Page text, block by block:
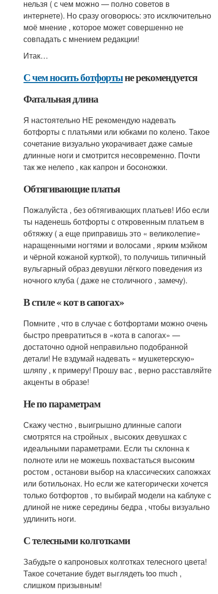
нельзя ( с чем можно — полно советов в
интернете). Но сразу оговорюсь: это исключительно
моё мнение , которое может совершенно не
совпадать с мнением редакции!
Итак…
С чем носить ботфортыне рекомендуется
Фатальная длина
Я настоятельно НЕ рекомендую надевать
ботфорты с платьями или юбками по колено. Такое
сочетание визуально укорачивает даже самые
длинные ноги и смотрится несовременно. Почти
так же нелепо , как капрон и босоножки.
Обтягивающие платья
Пожалуйста , без обтягивающих платьев! Ибо если
ты наденешь ботфорты с откровенным платьем в
обтяжку ( а еще приправишь это « великолепие»
наращенными ногтями и волосами , ярким мэйком
и чёрной кожаной курткой), то получишь типичный
вульгарный образ девушки лёгкого поведения из
ночного клуба ( даже не столичного , замечу).
В стиле « кот в сапогах»
Помните , что в случае с ботфортами можно очень
быстро превратиться в «кота в сапогах» —
достаточно одной неправильно подобранной
детали! Не вздумай надевать « мушкетерскую»
шляпу , к примеру! Прошу вас , верно расставляйте
акценты в образе!
Не по параметрам
Скажу честно , выигрышно длинные сапоги
смотрятся на стройных , высоких девушках с
идеальными параметрами. Если ты склонна к
полноте или не можешь похвастаться высоким
ростом , останови выбор на классических сапожках
или ботильонах. Но если же категорически хочется
только ботфортов , то выбирай модели на каблуке с
длиной не ниже середины бедра , чтобы визуально
удлинить ноги.
С телесными колготками
Забудьте о капроновых колготках телесного цвета!
Такое сочетание будет выглядеть too much ,
слишком призывным!